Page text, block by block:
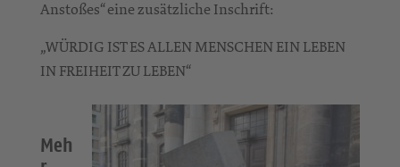
Anstoßes“ eine zusätzliche Inschrift:
„WÜRDIG IST ES ALLEN MENSCHEN EIN LEBEN
IN FREIHEIT ZU LEBEN“
Meh